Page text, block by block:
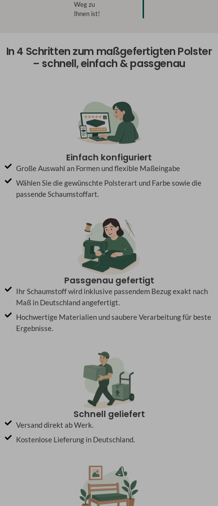
Weg zu
Ihnen ist!
In 4 Schritten zum maßgefertigten Polster
– schnell, einfach & passgenau
Einfach konfiguriert
Große Auswahl an Formen und flexible Maßeingabe
Wählen Sie die gewünschte Polsterart und Farbe sowie die
passende Schaumstoffart.
Passgenau gefertigt
Ihr Schaumstoff wird inklusive passendem Bezug exakt nach
Maß in Deutschland angefertigt.
Hochwertige Materialien und saubere Verarbeitung für beste
Ergebnisse.
Schnell geliefert
Versand direkt ab Werk.
Kostenlose Lieferung in Deutschland.